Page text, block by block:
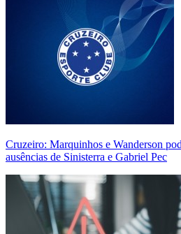
Cruzeiro: Marquinhos e Wanderson
ausências de Sinisterra e Gabriel Pec